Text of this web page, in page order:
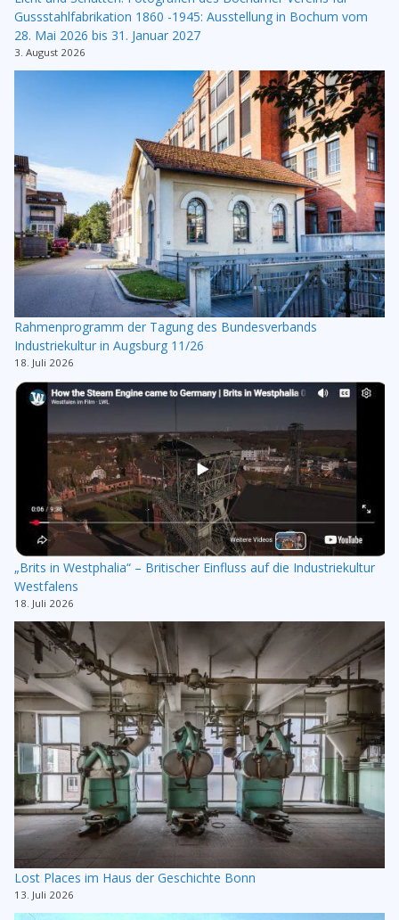
Gussstahlfabrikation 1860 -1945: Ausstellung in Bochum vom
28. Mai 2026 bis 31. Januar 2027
3. August 2026
Rahmenprogramm der Tagung des Bundesverbands
Industriekultur in Augsburg 11/26
18. Juli 2026
„Brits in Westphalia“ – Britischer Einfluss auf die Industriekultur
Westfalens
18. Juli 2026
Lost Places im Haus der Geschichte Bonn
13. Juli 2026